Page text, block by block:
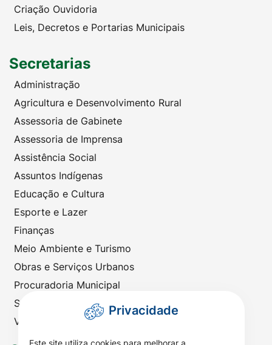
Criação Ouvidoria
Leis, Decretos e Portarias Municipais
Secretarias
Administração
Agricultura e Desenvolvimento Rural
Assessoria de Gabinete
Assessoria de Imprensa
Assistência Social
Assuntos Indígenas
Educação e Cultura
Esporte e Lazer
Finanças
Meio Ambiente e Turismo
Obras e Serviços Urbanos
Procuradoria Municipal
Saúde
Viação e Transportes
Privacidade
Este site utiliza cookies para melhorar a